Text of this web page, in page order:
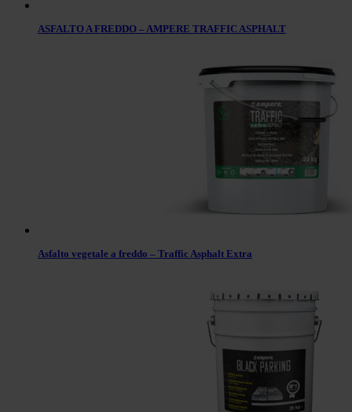
ASFALTO A FREDDO – AMPERE TRAFFIC ASPHALT
Asfalto vegetale a freddo – Traffic Asphalt Extra